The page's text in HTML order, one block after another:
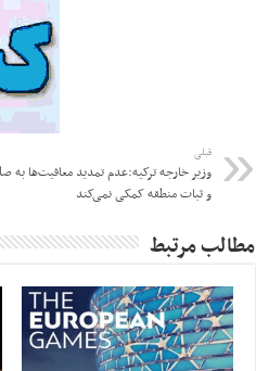
قبلی
وزیر خارجه ترکیه:عدم تمدید معافیت‌ها به
و ثبات منطقه کمکی نمی‌کند
مطالب مرتبط